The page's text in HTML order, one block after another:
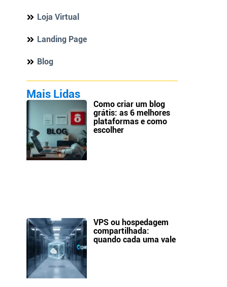
Loja Virtual
Landing Page
Blog
Mais Lidas
Como criar um blog
grátis: as 6 melhores
plataformas e como
escolher
VPS ou hospedagem
compartilhada:
quando cada uma vale